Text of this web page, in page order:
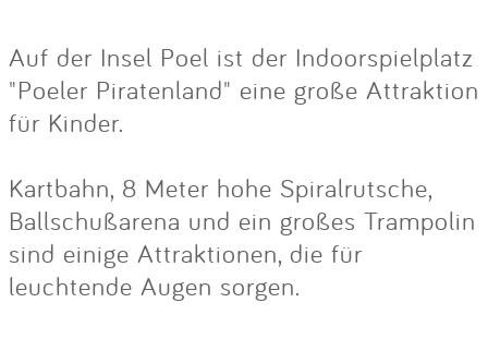
Auf der Insel Poel ist der Indoorspielplatz
"Poeler Piratenland" eine große Attraktion
für Kinder.
Kartbahn, 8 Meter hohe Spiralrutsche,
Ballschußarena und ein großes Trampolin
sind einige Attraktionen, die für
leuchtende Augen sorgen.